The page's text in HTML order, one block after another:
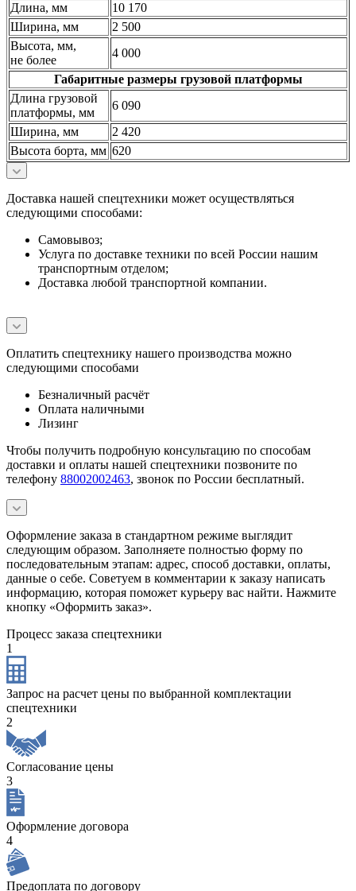
Длина, мм
10 170
Ширина, мм
2 500
Высота, мм,
не более
4 000
Габаритные размеры грузовой платформы
Длина грузовой
платформы, мм
6 090
Ширина, мм
2 420
Высота борта, мм 620
Доставка нашей спецтехники может осуществляться
следующими способами:
Самовывоз;
Услуга по доставке техники по всей России нашим
транспортным отделом;
Доставка любой транспортной компании.
Оплатить спецтехнику нашего производства можно
следующими способами
Безналичный расчёт
Оплата наличными
Лизинг
Чтобы получить подробную консультацию по способам
доставки и оплаты нашей спецтехники позвоните по
телефону 88002002463, звонок по России бесплатный.
Оформление заказа в стандартном режиме выглядит
следующим образом. Заполняете полностью форму по
последовательным этапам: адрес, способ доставки, оплаты,
данные о себе. Советуем в комментарии к заказу написать
информацию, которая поможет курьеру вас найти. Нажмите
кнопку «Оформить заказ».
Процесс заказа спецтехники
1
Запрос на расчет цены по выбранной комплектации
спецтехники
2
Согласование цены
3
Оформление договора
4
Предоплата по договору